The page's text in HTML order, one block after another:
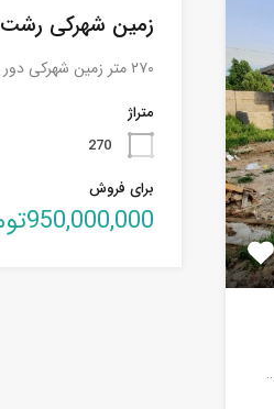
زمین شهرکی رشت
۲۷۰ متر زمین شهرکی دور دیوار بر جاده اصلی داخل…
متراژ
270
برای فروش
950,000,000تومان